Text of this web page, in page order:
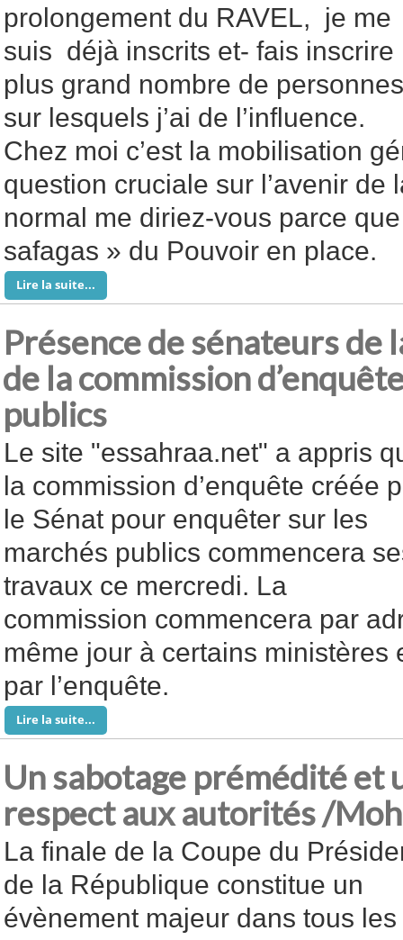
prolongement du RAVEL, je me
suis déjà inscrits et- fais inscrire
plus grand nombre de personnes
sur lesquels j’ai de l’influence.
Chez moi c’est la mobilisation
question cruciale sur l’avenir de
normal me diriez-vous parce
safagas » du Pouvoir en place.
Lire la suite...
Présence de sénateurs de
de la commission
publics
Le site "essahraa.net" a appris
la commission d’enquête créée
le Sénat pour enquêter sur les
marchés publics commencera
travaux ce mercredi. La
commission commencera par
même jour à certains ministères
par l’enquête.
Lire la suite...
Un sabotage prémédité et
respect aux autorités /
La finale de la Coupe du
de la République constitue un
évènement majeur dans tous les